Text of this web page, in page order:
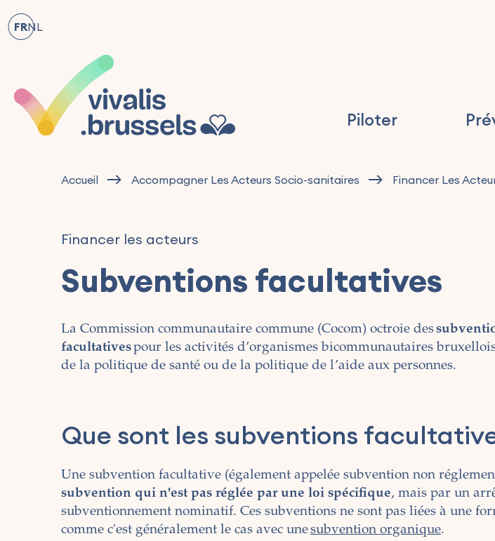
FRNL
Piloter
Accueil Accompagner Les Acteurs Socio-sanitaires Financer Les
Financer les acteurs
Subventions facultatives
La Commission communautaire commune (Cocom) octroie des
facultativespour les activités d’organismes bicommunautaires
de la politique de santé ou de la politique de l’aide aux personnes.
Que sont les subventions
Une subvention facultative (également appelée subvention non
subvention qui n'est pas réglée par une loi spécifique, mais par un
subventionnement nominatif. Ces subventions ne sont pas liées à une
comme c'est généralement le cas avec unesubvention organique.